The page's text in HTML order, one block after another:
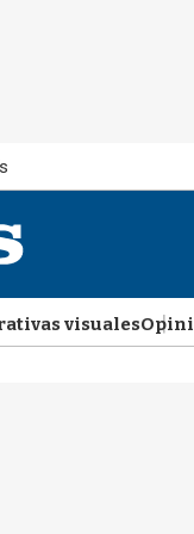
visuales